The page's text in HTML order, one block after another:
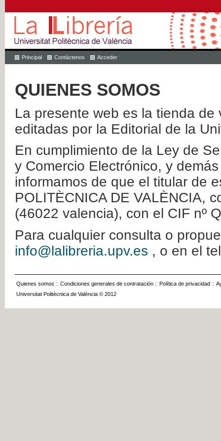
Principal Contáctenos Acceder
QUIENES SOMOS
La presente web es la tienda
editadas por la Editorial de la
En cumplimiento de la Ley de
y Comercio Electrónico, y
informamos de que el titular de
POLITÈCNICA DE VALÈNCIA,
(46022 valencia), con el CIF nº
Para cualquier consulta o
info@lalibreria.upv.es , o en el
Quienes somos :: Condiciones generales de contratación :: Política de privacidad ::
Universitat Politècnica de València © 2012